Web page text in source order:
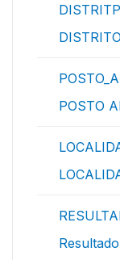
DISTRITP
DISTRITO
POSTO
Resultado